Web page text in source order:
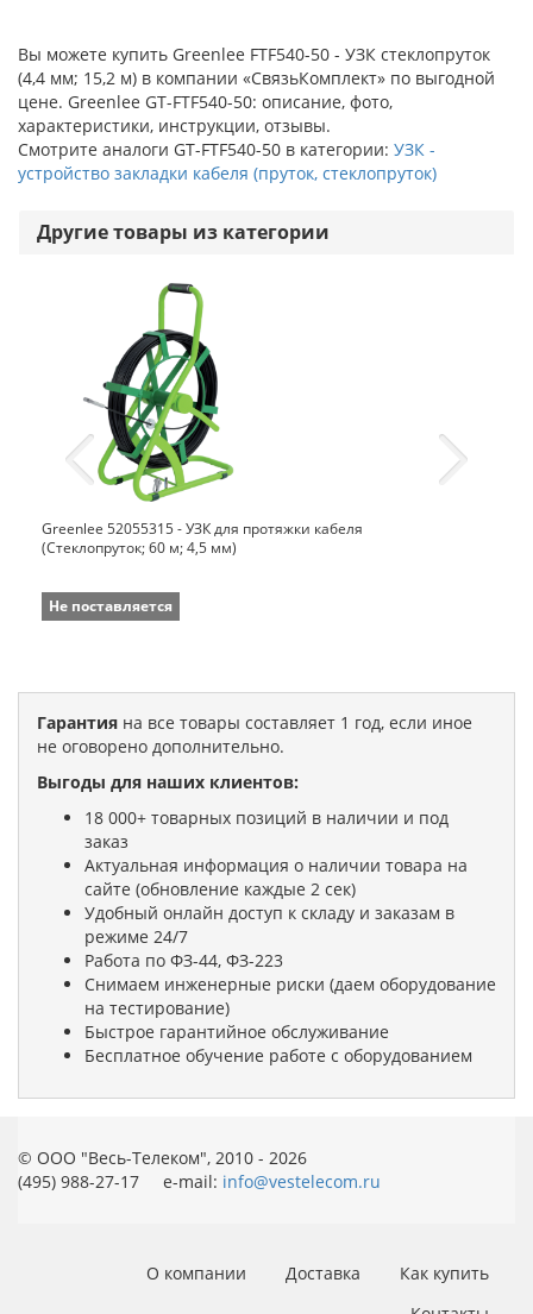
Вы можете купить Greenlee FTF540-50 - УЗК стеклопруток
(4,4 мм; 15,2 м) в компании «СвязьКомплект» по выгодной
цене. Greenlee GT-FTF540-50: описание, фото,
характеристики, инструкции, отзывы.
Смотрите аналоги GT-FTF540-50 в категории: УЗК -
устройство закладки кабеля (пруток, стеклопруток)
Другие товары из категории
Greenlee 52055315 - УЗК для протяжки кабеля
(Стеклопруток; 60 м; 4,5 мм)
Не поставляется
Гарантия на все товары составляет 1 год, если иное
не оговорено дополнительно.
Выгоды для наших клиентов:
18 000+ товарных позиций в наличии и под
заказ
Актуальная информация о наличии товара на
сайте (обновление каждые 2 сек)
Удобный онлайн доступ к складу и заказам в
режиме 24/7
Работа по ФЗ-44, ФЗ-223
Снимаем инженерные риски (даем оборудование
на тестирование)
Быстрое гарантийное обслуживание
Бесплатное обучение работе с оборудованием
© ООО "Весь-Телеком", 2010 - 2026
(495) 988-27-17 e-mail: info@vestelecom.ru
О компании Доставка
Как купить